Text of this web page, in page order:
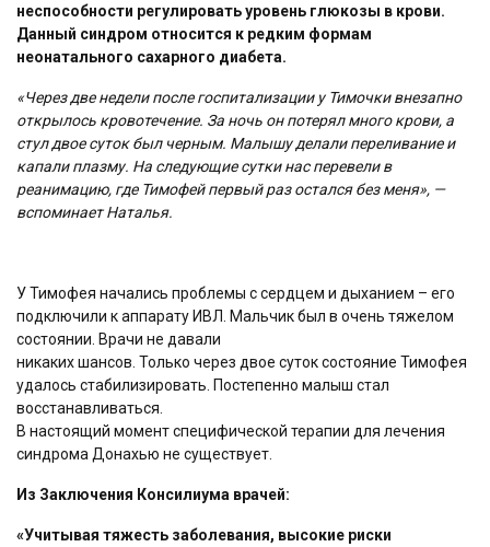
неспособности регулироватьуровень глюкозы в крови.
Данный синдром относится к редким формам
неонатального сахарного диабета.
«Через две недели после госпитализации у Тимочки внезапно
открылось кровотечение. За ночь он потерял много крови, а
стул двое суток был черным. Малышу делали переливание и
капали плазму. На следующие суткинас перевели в
реанимацию, где Тимофей первый раз остался без меня», —
вспоминает Наталья.
У Тимофея начались проблемы с сердцем и дыханием – его
подключили к аппарату ИВЛ. Мальчик был в очень тяжелом
состоянии. Врачи не давали
никаких шансов. Только через двое суток состояние Тимофея
удалось стабилизировать. Постепенно малыш стал
восстанавливаться.
В настоящий момент специфической терапии для лечения
синдрома Донахью не существует.
Из Заключения Консилиума врачей:
«Учитывая тяжесть заболевания, высокие риски